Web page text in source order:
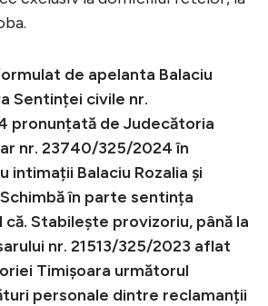
de apelanta Balaciu
Sentinței civile nr.
pronunțată de Judecătoria
nr. 23740/325/2024 în
intimații Balaciu Rozalia și
în parte sentința
că. Stabilește provizoriu, până la
nr. 21513/325/2023 aflat
Timișoara următorul
personale dintre reclamanții